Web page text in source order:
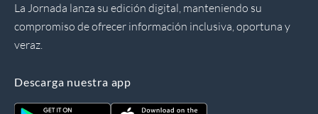
La Jornada lanza su edición digital, manteniendo su
compromiso de ofrecer información inclusiva, oportuna y
veraz.
Descarga nuestra app